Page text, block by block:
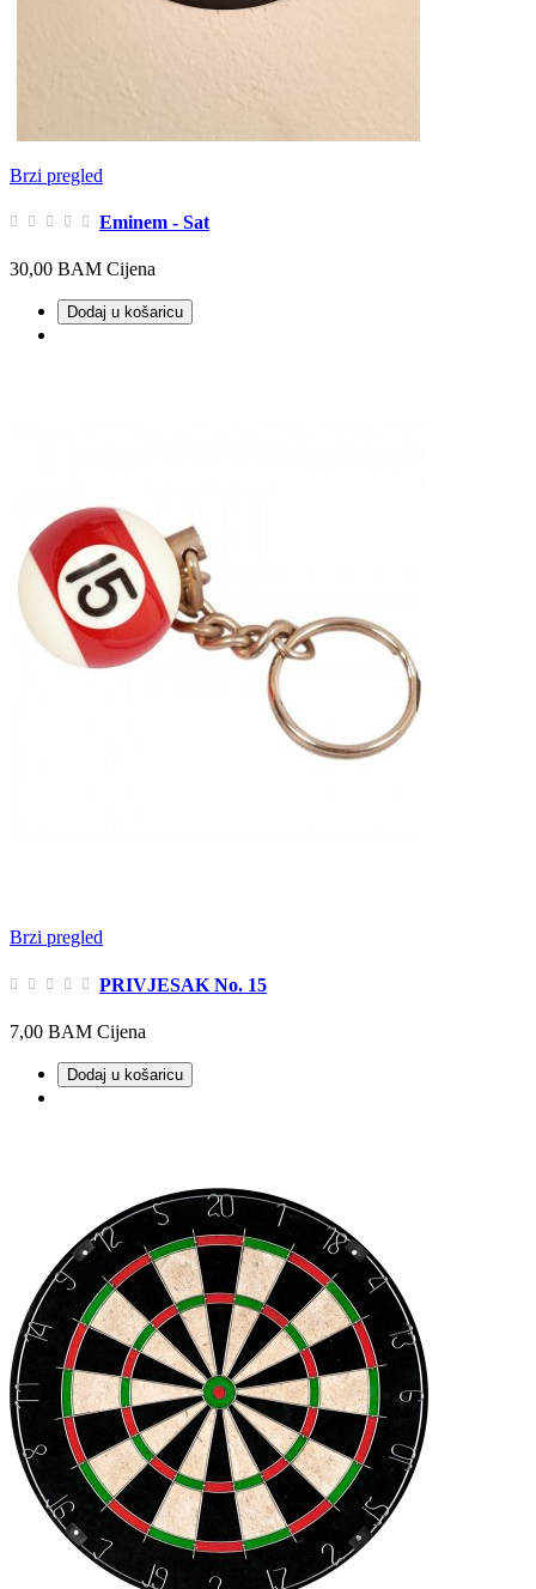
Brzi pregled
Eminem - Sat
30,00 BAM Cijena
Dodaj u košaricu
Brzi pregled
PRIVJESAK No. 15
7,00 BAM Cijena
Dodaj u košaricu